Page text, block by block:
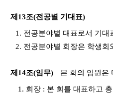
제13조(전공별 기대표)
1. 전공분야별 대표로서 기대
2. 전공분야별 회장은 학생
제14조(임무) 본 회의 임원은
1. 회장 : 본 회를 대표하고